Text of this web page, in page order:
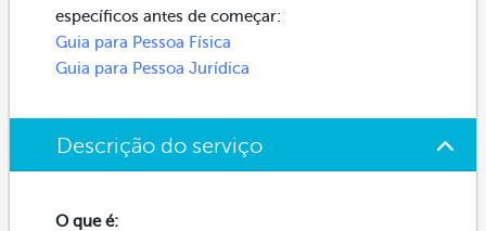
específicos antes de começar:
Guia para Pessoa Física
Guia para Pessoa Jurídica
Descrição do serviço
O que é: